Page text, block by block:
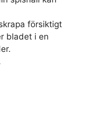
försiktigt
bladet i en